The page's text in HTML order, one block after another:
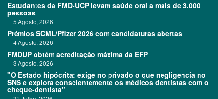
Estudantes da FMD-UCP levam saúde oral a mais de 3.000
pessoas
5 Agosto, 2026
Prémios SCML/Pfizer 2026 com candidaturas abertas
4 Agosto, 2026
FMDUP obtém acreditação máxima da EFP
3 Agosto, 2026
"O Estado hipócrita: exige no privado o que negligencia no
SNS e explora conscientemente os médicos dentistas com o
cheque-dentista"